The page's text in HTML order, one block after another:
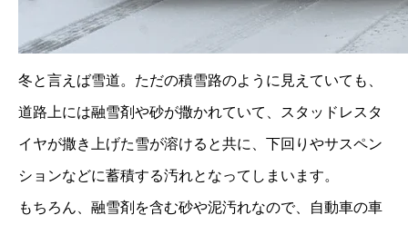
冬と言えば雪道。ただの積雪路のように見えていても、
道路上には融雪剤や砂が撒かれていて、スタッドレスタ
イヤが撒き上げた雪が溶けると共に、下回りやサスペン
ションなどに蓄積する汚れとなってしまいます。
もちろん、融雪剤を含む砂や泥汚れなので、自動車の車